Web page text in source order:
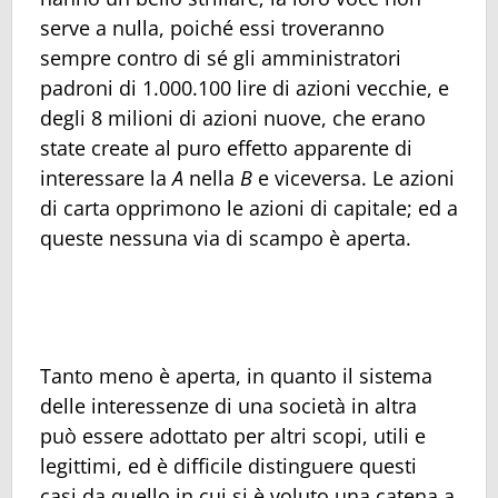
serve a nulla, poiché essi troveranno
sempre contro di sé gli amministratori
padroni di 1.000.100 lire di azioni vecchie, e
degli 8 milioni di azioni nuove, che erano
state create al puro effetto apparente di
interessare laA nella B e viceversa. Le azioni
di carta opprimono le azioni di capitale; ed a
queste nessuna via di scampo è aperta.
Tanto meno è aperta, in quanto il sistema
delle interessenze di una società in altra
può essere adottato per altri scopi, utili e
legittimi, ed è difficile distinguere questi